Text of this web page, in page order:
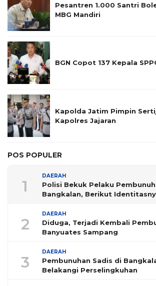
Pesantren 1.000 Santri
MBG Mandiri
BGN Copot 137 Kepala
Kapolda Jatim Pimpin
Kapolres Jajaran
POS POPULER
1
DAERAH
Polisi Bekuk Pelaku
Bangkalan, Berikut
2
DAERAH
Diduga, Terjadi Kembali
Banyuates Sampang
3
DAERAH
Pembunuhan Sadis di
Belakangi Perselingkuhan